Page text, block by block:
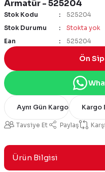
Armatür - 525204
Stok Kodu
525204
Stok Durumu
Stokta yok
Ean
525204
Ön
Aynı Gün Kargo Kargo
Tavsiye Et Paylaş
Ürün Bilgisi